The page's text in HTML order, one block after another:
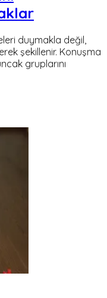
duymakla değil,
şekillenir. Konuşma
gruplarını